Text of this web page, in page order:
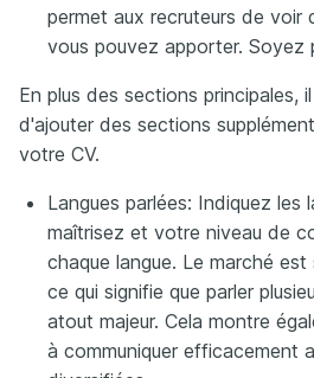
permet aux recruteurs de voir
vous pouvez apporter. Soyez
En plus des sections principales,
d'ajouter des sections
votre CV.
Langues parlées: Indiquez les
maîtrisez et votre niveau de
chaque langue. Le marché
ce qui signifie que parler
atout majeur. Cela montre
à communiquer efficacement